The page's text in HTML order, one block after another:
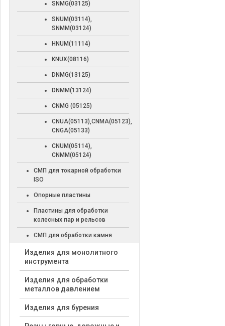
SNMG(03125)
SNUM(03114),
SNMM(03124)
HNUM(11114)
KNUX(08116)
DNMG(13125)
DNMM(13124)
CNMG (05125)
CNUA(05113),CNMA(05123),
CNGA(05133)
CNUM(05114),
CNMM(05124)
СМП для токарной обработки
ISO
Опорные пластины
Пластины для обработки
колесных пар и рельсов
СМП для обработки камня
Изделия для монолитного
инструмента
Изделия для обработки
металлов давлением
Изделия для бурения